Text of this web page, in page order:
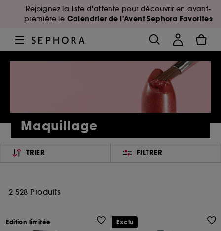
Rejoignez la liste d'attente pour découvrir en avant-
première le Calendrier de l'Avent Sephora Favorites
Maquillage
TRIER FILTRER
2 528 Produits
Edition limitée Exclu